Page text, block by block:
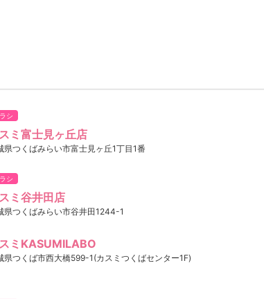
シ
ミ富士見ヶ丘店
県つくばみらい市富士見ヶ丘1丁目1番
シ
ミ谷井田店
県つくばみらい市谷井田1244-1
ミKASUMILABO
県つくば市西大橋599-1(カスミつくばセンター1F)